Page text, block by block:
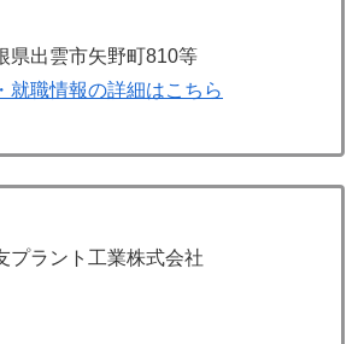
県出雲市矢野町810等
就職情報の詳細はこちら
プラント工業株式会社